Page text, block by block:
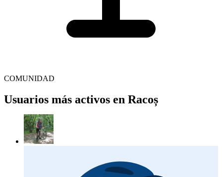
COMUNIDAD
Usuarios más activos en Racoș